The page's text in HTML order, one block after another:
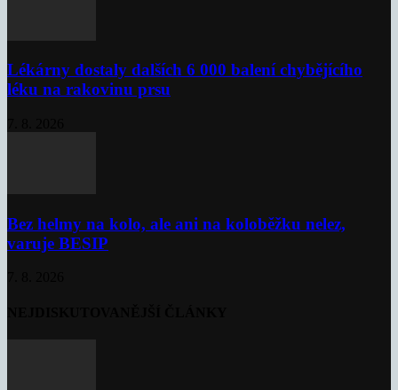
Lékárny dostaly dalších 6 000 balení chybějícího
léku na rakovinu prsu
Bez helmy na kolo, ale ani na koloběžku nelez,
varuje BESIP